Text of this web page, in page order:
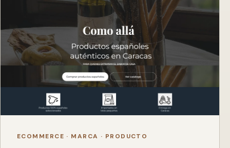
ECOMMERCE · MARCA · PRODUCTO